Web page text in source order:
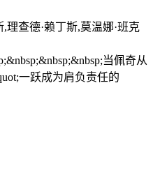
理查德·赖丁斯,莫温娜·班克
当佩奇从
一跃成为肩负责任的